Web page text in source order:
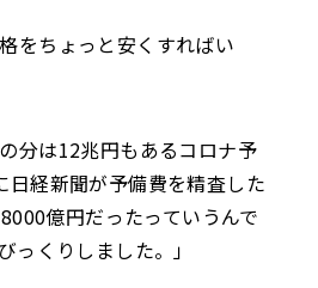
をちょっと安くすればい
分は12兆円もあるコロナ予
経新聞が予備費を精査した
億円だったっていうんで
っくりしました。」